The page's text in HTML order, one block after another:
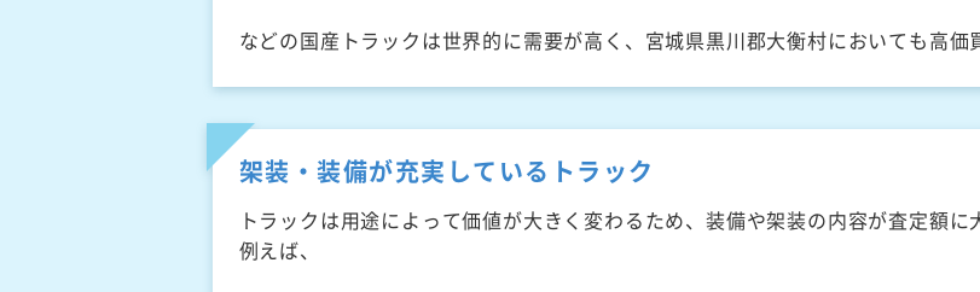
などの国産トラックは世界的に需要が高く、宮城県黒川郡大衡村においても高価
架装・装備が充実しているトラック
トラックは用途によって価値が大きく変わるため、装備や架装の内容が査定額に
例えば、